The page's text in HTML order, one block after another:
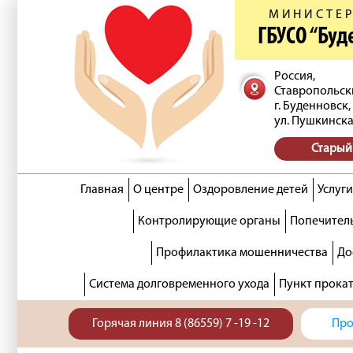
ГБУСО
Россия,
г. Буденновск,
ул.
Старый
Главная О центре Оздоровление детей Услуги
Контролирующие органы
Профилактика мошенничества
Система долговременного ухода Пункт
Горячая линия 8 (86559) 7 -19 -12